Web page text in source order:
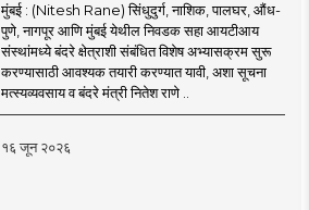
मुंबई : (Nitesh Rane) सिंधुदुर्ग, नाशिक, पालघर, औंध-
पुणे, नागपूर आणि मुंबई येथील निवडक सहा आयटीआय
संस्थांमध्ये बंदरे क्षेत्राशी संबंधित विशेष अभ्यासक्रम सुरू
करण्यासाठी आवश्यक तयारी करण्यात यावी, अशा सूचना
मत्स्यव्यवसाय व बंदरे मंत्री नितेश राणे ..
१६ जून २०२६